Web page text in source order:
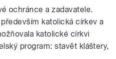
ochránce a zadavatele.
katolická církev a
katolické církvi
program: stavět kláštery,